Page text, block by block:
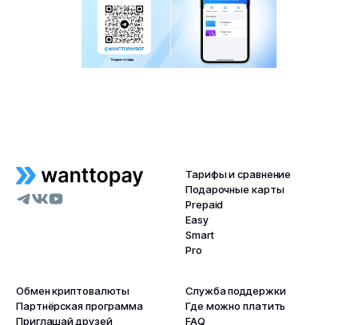
Тарифы и сравнение
Подарочные карты
Prepaid
Easy
Smart
Pro
Обмен криптовалюты
Партнёрская программа
Приглашай друзей
Служба поддержки
Где можно платить
FAQ